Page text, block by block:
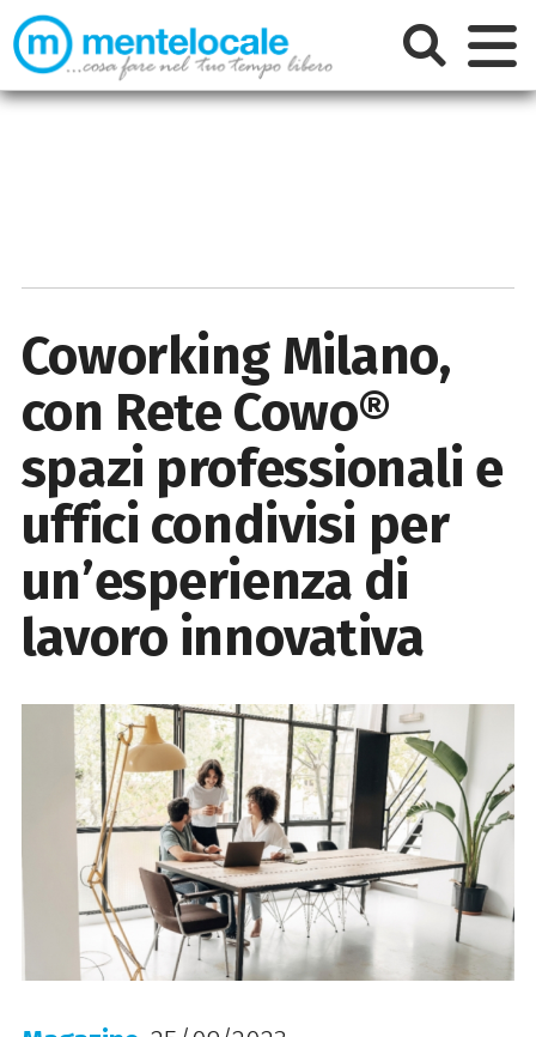
Coworking Milano,
con Rete Cowo®
spazi professionali e
uffici condivisi per
un’esperienza di
lavoro innovativa